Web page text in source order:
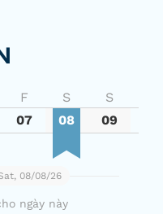
F S
S
07 08 09
08/08/26
ngày này